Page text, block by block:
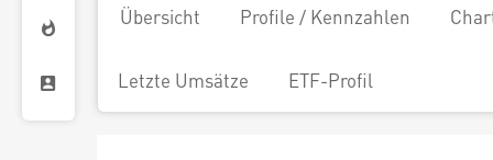
Übersicht Profile / Kennzahlen
Letzte Umsätze ETF-Profil